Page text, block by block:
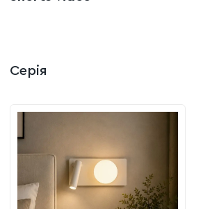
Спальні:
комфорту.
Зони відпочинку:акцентний
затишку біля крісла чи дивана.
Серія